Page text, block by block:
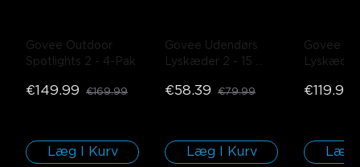
Govee Outdoor
Spotlights 2 - 4-Pak
€149.99 €169.99
Læg I Kurv
Govee Udendørs
Lyskæder 2 - 15
€58.39 €79.99
Læg I Kurv
Govee
Lyskæder
€119.99
Læg